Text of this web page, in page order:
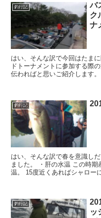
釣行記
バ
ク
ナ
はい、そんな訳で今回はたまに問い合わせ
ドトーナメントに参加する際の方法、 当日の流れや大
伝わればと思いご紹介します。 結論は普段の釣りに行く流れにプ
釣行記
はい、そんな訳で春を意識しだしたバスを 狙い
ました。 ・肝の水温 この時期産卵を意識し動き出すのに重要な水
温。 15度近くあればシャローに上がっている個体は増えてくると 思
釣行記
ッ